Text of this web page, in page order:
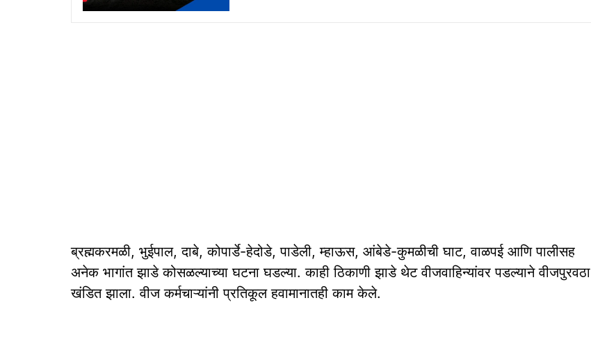
ब्रह्मकरमळी, भुईपाल, दाबे, कोपार्डे-हेदोडे, पाडेली, म्हाऊस, आंबेडे-कुमळीची घाट, वाळपई आणि पालीसह
अनेक भागांत झाडे कोसळल्याच्या घटना घडल्या. काही ठिकाणी झाडे थेट वीजवाहिन्यांवर पडल्याने वीजपुरवठा
खंडित झाला. वीज कर्मचाऱ्यांनी प्रतिकूल हवामानातही काम केले.